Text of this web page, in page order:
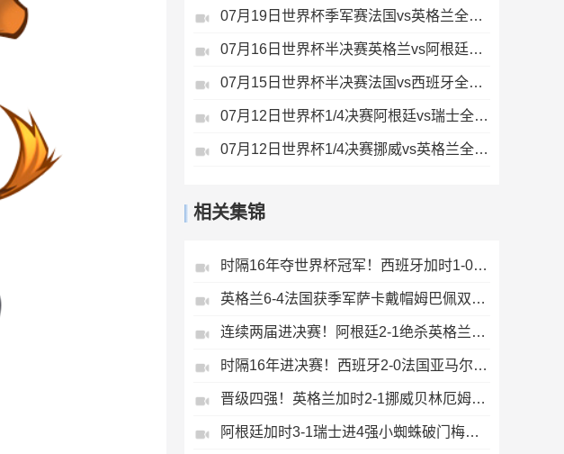
07月19日世界杯季军赛法国vs英格兰全场录像
07月16日世界杯半决赛英格兰vs阿根廷全场录像
07月15日世界杯半决赛法国vs西班牙全场录像
07月12日世界杯1/4决赛阿根廷vs瑞士全场录像
07月12日世界杯1/4决赛挪威vs英格兰全场录像
相关集锦
时隔16年夺世界杯冠军！西班牙加时1-0阿根廷费兰制胜恩佐染红
英格兰6-4法国获季军萨卡戴帽姆巴佩双响创纪录奥利塞2助+失良机
连续两届进决赛！阿根廷2-1绝杀英格兰劳塔罗恩佐破门梅西两助攻
时隔16年进决赛！西班牙2-0法国亚马尔造点奥亚萨瓦尔、波罗破门
晋级四强！英格兰加时2-1挪威贝林厄姆连场双响谢尔德鲁普破门
阿根廷加时3-1瑞士进4强小蜘蛛破门梅西助攻麦卡恩博洛假摔染红